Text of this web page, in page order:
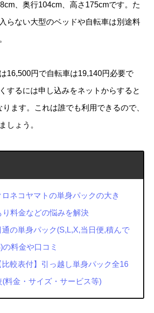
、奥行104cm、高さ175cmです。た
らない大型のベッドや自転車は別途料
16,500円で自転車は19,140円必要で
するには申し込みをネットからすると
ます。これは誰でも利用できるので、
しょう。
ロネコヤマトの単身パックの大き
り料金などの悩みを解決
通の単身パック(S,L,X,当日便,積んで
料金や口コミ
比較表付】引っ越し単身パック全16
(料金・サイズ・サービス等)